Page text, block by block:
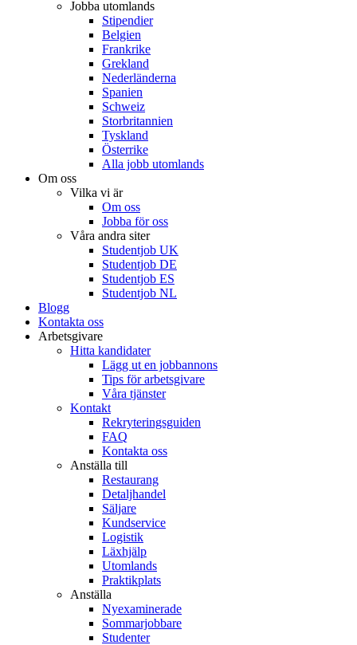
Jobba utomlands
Stipendier
Belgien
Frankrike
Grekland
Nederländerna
Spanien
Schweiz
Storbritannien
Tyskland
Österrike
Alla jobb utomlands
Om oss
Vilka vi är
Om oss
Jobba för oss
Våra andra siter
Studentjob UK
Studentjob DE
Studentjob ES
Studentjob NL
Blogg
Kontakta oss
Arbetsgivare
Hitta kandidater
Lägg ut en jobbannons
Tips för arbetsgivare
Våra tjänster
Kontakt
Rekryteringsguiden
FAQ
Kontakta oss
Anställa till
Restaurang
Detaljhandel
Säljare
Kundservice
Logistik
Läxhjälp
Utomlands
Praktikplats
Anställa
Nyexaminerade
Sommarjobbare
Studenter